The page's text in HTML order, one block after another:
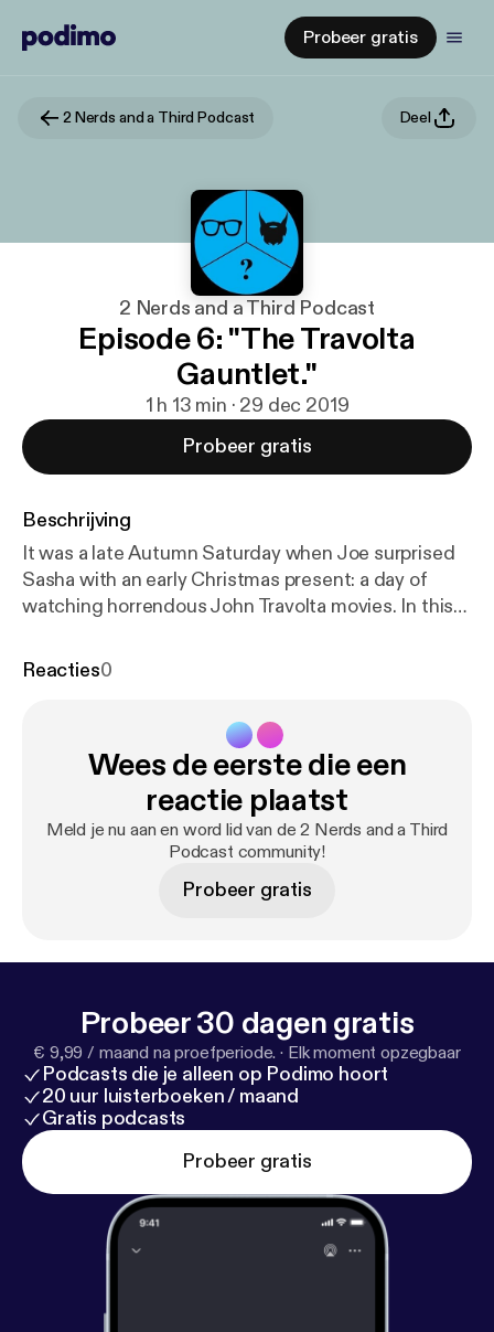
Probeer gratis
2 Nerds and a Third Podcast Deel
2 Nerds and a Third Podcast
Episode 6: "The Travolta
Gauntlet."
1 h 13 min · 29 dec 2019
Probeer gratis
Beschrijving
It was a late Autumn Saturday when Joe surprised
Sasha with an early Christmas present: a day of
watching horrendous John Travolta movies. In this
critique what they've dubbed "The Travolta
Reacties0
Wees de eerste die een
reactie plaatst
Meld je nu aan en word lid van de 2 Nerds and a Third
Podcast community!
Probeer gratis
Probeer 30 dagen gratis
€ 9,99 / maand na proefperiode. · Elk moment opzegbaar
Podcasts die je alleen op Podimo hoort
20 uur luisterboeken / maand
Gratis podcasts
Probeer gratis